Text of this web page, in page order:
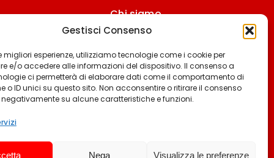
Gestisci Consenso
migliori esperienze, utilizziamo tecnologie come i cookie per
e/o accedere alle informazioni del dispositivo. Il consenso a
ci permetterà di elaborare dati come il comportamento di
o ID unici su questo sito. Non acconsentire o ritirare il consenso
su alcune caratteristiche e funzioni.
Nega Visualizza le preferenze
Chi siamo
Contattaci
Termini & Condizioni
Cookie policy
Privacy policy